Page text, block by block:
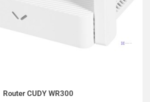
Router CUDY WR300